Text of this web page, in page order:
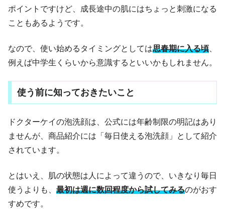
ポイントですけど、成長途中の肌にはちょっと刺激になる
こともあるようです。
なので、使い始めるタイミングとしては思春期に入る頃
例えば中学生くらいから意識するといいかもしれません。
使う前に知っておきたいこと
ドクターケイの泡洗顔は、公式には年齢制限の明記はあり
ませんが、商品紹介には「毎日使える泡洗顔」として紹介
されています。
とはいえ、肌の状態は人によって違うので、いきなり毎日
使うよりも、 最初は週に数回程度から試してみるのがおす
すめです。